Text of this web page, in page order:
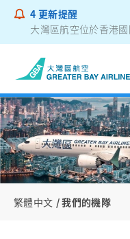
4 更新提醒
乘客通告 - 鋰電池外置
繁體中文 我們的機隊